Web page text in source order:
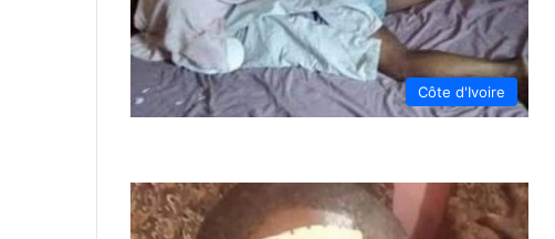
Côte d'Ivoire